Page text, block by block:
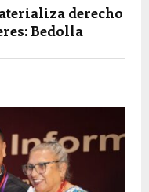
derecho
Bedolla